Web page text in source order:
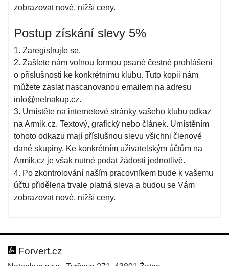
zobrazovat nové, nižší ceny.
Postup získání slevy 5%
1. Zaregistrujte se.
2. Zašlete nám volnou formou psané čestné prohlášení
o příslušnosti ke konkrétnímu klubu. Tuto kopii nám
můžete zaslat nascanovanou emailem na adresu
info@netnakup.cz.
3. Umístěte na internetové stránky vašeho klubu odkaz
na Armik.cz. Textový, grafický nebo článek. Umístěním
tohoto odkazu mají příslušnou slevu všichni členové
dané skupiny. Ke konkrétním uživatelským účtům na
Armik.cz je však nutné podat žádosti jednotlivě.
4. Po zkontrolování naším pracovníkem bude k vašemu
účtu přidělena trvale platná sleva a budou se Vám
zobrazovat nové, nižší ceny.
Forvert.cz